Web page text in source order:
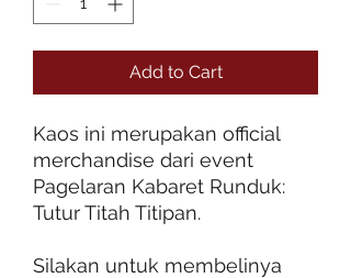
Add to Cart
Kaos ini merupakan official
merchandise dari event
Pagelaran Kabaret Runduk:
Tutur Titah Titipan.
Silakan untuk membelinya